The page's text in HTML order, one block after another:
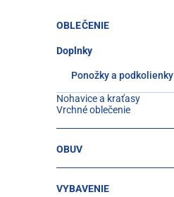
OBLEČENIE
Doplnky
Ponožky a podkolienky
Nohavice a kraťasy
Vrchné oblečenie
OBUV
VYBAVENIE